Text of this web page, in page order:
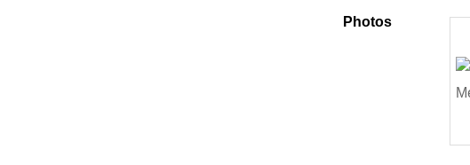
Photos